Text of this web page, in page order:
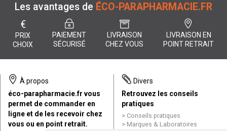
Les avantages de ÉCO-PARAPHARMACIE.FR
€
PRIX
CHOIX
PAIEMENT
SÉCURISÉ
LIVRAISON
CHEZ VOUS
LIVRAISON EN
POINT RETRAIT
À propos
éco-parapharmacie.fr vous
permet de commander en
ligne et de les recevoir chez
vous ou en point retrait.
Divers
Retrouvez les conseils
pratiques
Conseils pratiques
Marques & Laboratoires